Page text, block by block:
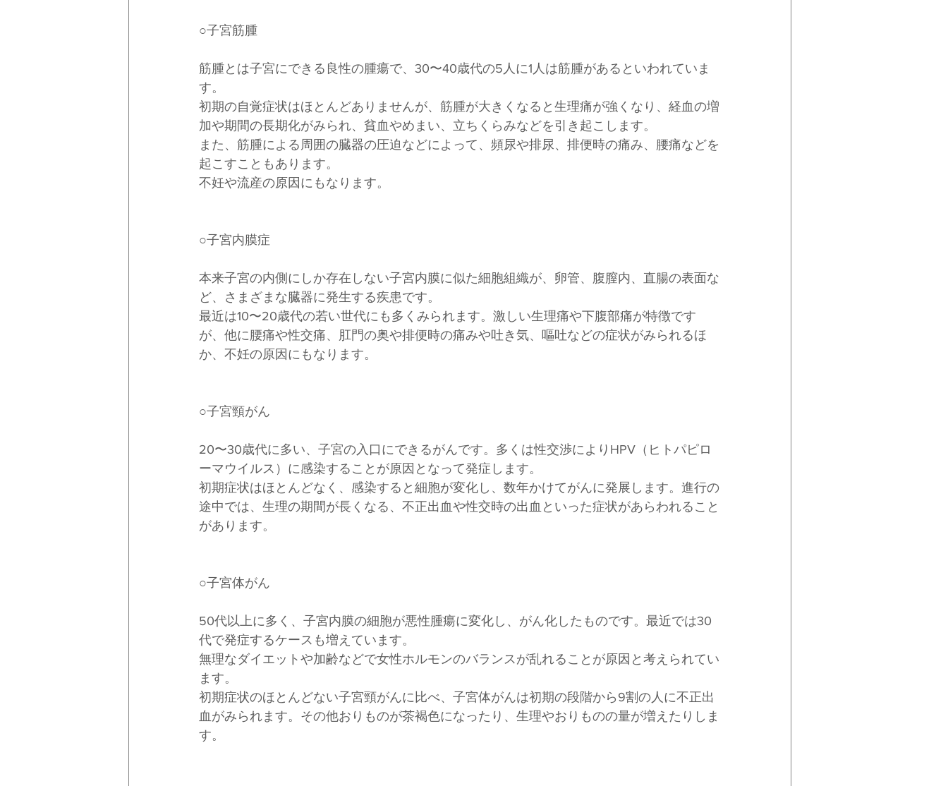
○子宮筋腫
筋腫とは子宮にできる良性の腫瘍で、30〜40歳代の5人に1人は筋腫があるといわれていま
す。
初期の自覚症状はほとんどありませんが、筋腫が大きくなると生理痛が強くなり、経血の増
加や期間の長期化がみられ、貧血やめまい、立ちくらみなどを引き起こします。
また、筋腫による周囲の臓器の圧迫などによって、頻尿や排尿、排便時の痛み、腰痛などを
起こすこともあります。
不妊や流産の原因にもなります。
○子宮内膜症
本来子宮の内側にしか存在しない子宮内膜に似た細胞組織が、卵管、腹膣内、直腸の表面な
ど、さまざまな臓器に発生する疾患です。
最近は10〜20歳代の若い世代にも多くみられます。激しい生理痛や下腹部痛が特徴です
が、他に腰痛や性交痛、肛門の奥や排便時の痛みや吐き気、嘔吐などの症状がみられるほ
か、不妊の原因にもなります。
○子宮頸がん
20〜30歳代に多い、子宮の入口にできるがんです。多くは性交渉によりHPV（ヒトパピロ
ーマウイルス）に感染することが原因となって発症します。
初期症状はほとんどなく、感染すると細胞が変化し、数年かけてがんに発展します。進行の
途中では、生理の期間が長くなる、不正出血や性交時の出血といった症状があらわれること
があります。
○子宮体がん
50代以上に多く、子宮内膜の細胞が悪性腫瘍に変化し、がん化したものです。最近では30
代で発症するケースも増えています。
無理なダイエットや加齢などで女性ホルモンのバランスが乱れることが原因と考えられてい
ます。
初期症状のほとんどない子宮頸がんに比べ、子宮体がんは初期の段階から9割の人に不正出
血がみられます。その他おりものが茶褐色になったり、生理やおりものの量が増えたりしま
す。